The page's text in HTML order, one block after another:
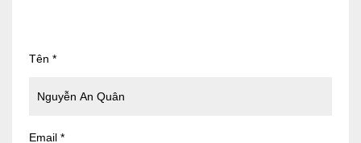
Tên *
Email *